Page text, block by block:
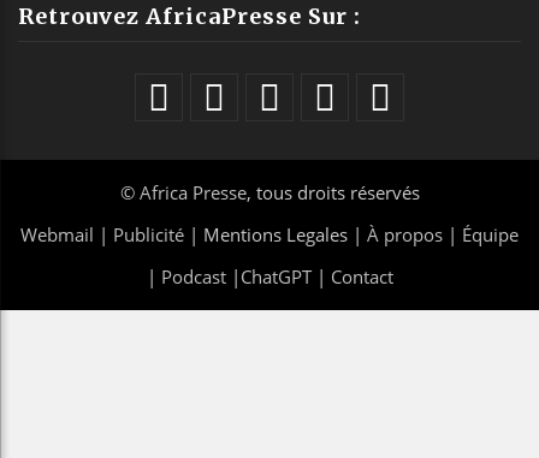
Retrouvez AfricaPresse Sur :
© Africa Presse, tous droits réservés
Webmail | Publicité | Mentions Legales | À propos | Équipe
| Podcast| ChatGPT| Contact